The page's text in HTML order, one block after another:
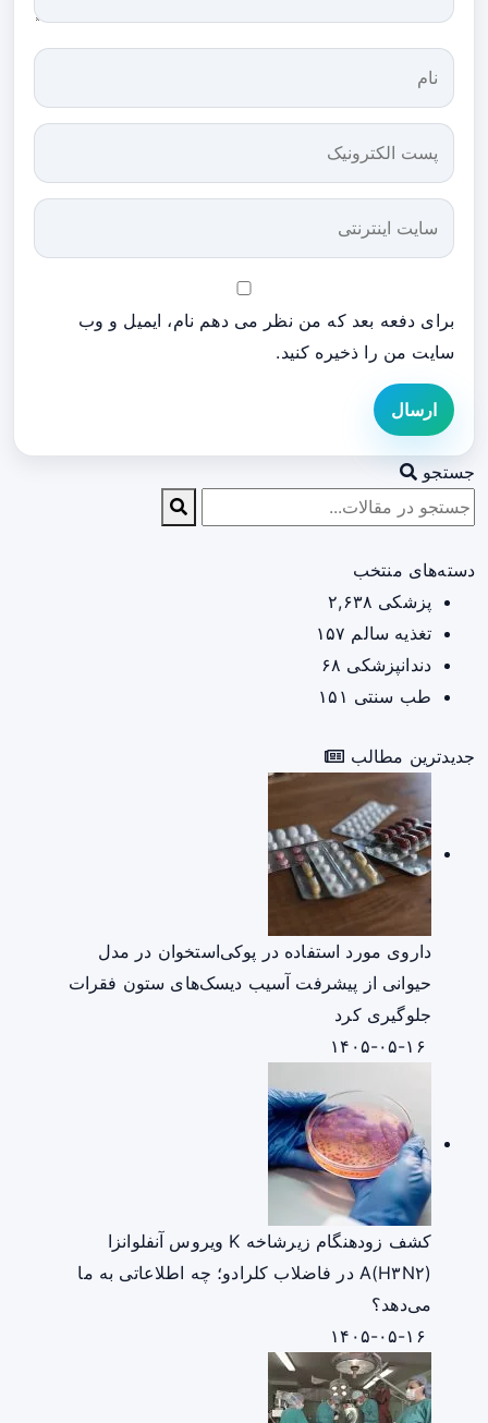
برای دفعه بعد که من نظر می دهم نام، ایمیل و وب
سایت من را ذخیره کنید.
ارسال
جستجو
دسته‌های منتخب
پزشکی ۲,۶۳۸
تغذیه سالم ۱۵۷
دندانپزشکی ۶۸
طب سنتی ۱۵۱
جدیدترین مطالب
داروی مورد استفاده در پوکی‌استخوان در مدل
حیوانی از پیشرفت آسیب دیسک‌های ستون فقرات
جلوگیری کرد
کشف زودهنگام زیرشاخه K ویروس آنفلوانزا
A(H۳N۲) در فاضلاب کلرادو؛ چه اطلاعاتی به ما
می‌دهد؟